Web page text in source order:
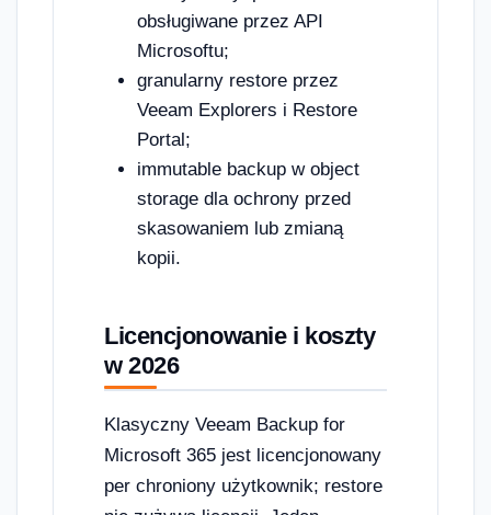
obsługiwane przez API
Microsoftu;
granularny restore przez
Veeam Explorers i Restore
Portal;
immutable backup w object
storage dla ochrony przed
skasowaniem lub zmianą
kopii.
Licencjonowanie i koszty
w 2026
Klasyczny Veeam Backup for
Microsoft 365 jest licencjonowany
per chroniony użytkownik; restore